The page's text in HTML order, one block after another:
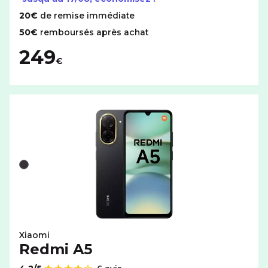
20€ de remise immédiate
50€ remboursés après achat
249€
Liste de couleurs disponibles pour le XIAOMI Redmi A5
Noir
Xiaomi
Redmi A5